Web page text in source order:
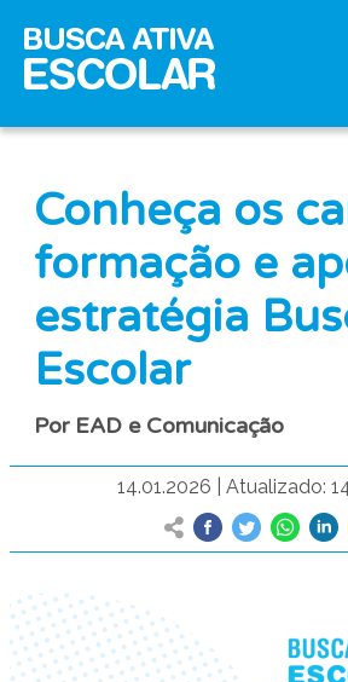
Conheça os
formação e
estratégia
Escolar
Por EAD e Comunicação
14.01.2026 Atualizado: